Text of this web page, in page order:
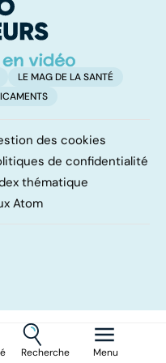
Recherche Menu
LE MAG DE LA SANTÉ
des cookies
de confidentialité
thématique
Atom